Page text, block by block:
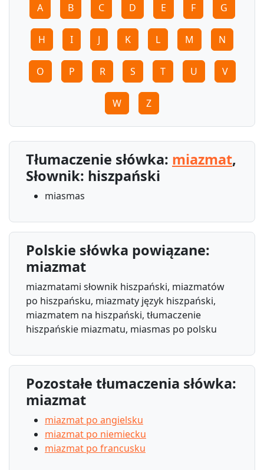
A B C D E F G
H I J K L M N
O P R S T U V
W Z
Tłumaczenie słówka: miazmat,
Słownik: hiszpański
miasmas
Polskie słówka powiązane:
miazmat
miazmatami słownik hiszpański, miazmatów
po hiszpańsku, miazmaty język hiszpański,
miazmatem na hiszpański, tłumaczenie
hiszpańskie miazmatu, miasmas po polsku
Pozostałe tłumaczenia słówka:
miazmat
miazmat po angielsku
miazmat po niemiecku
miazmat po francusku